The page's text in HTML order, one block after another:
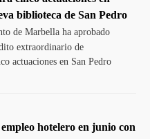
biblioteca de San Pedro
de Marbella ha aprobado
extraordinario de
actuaciones en San Pedro
hotelero en junio con